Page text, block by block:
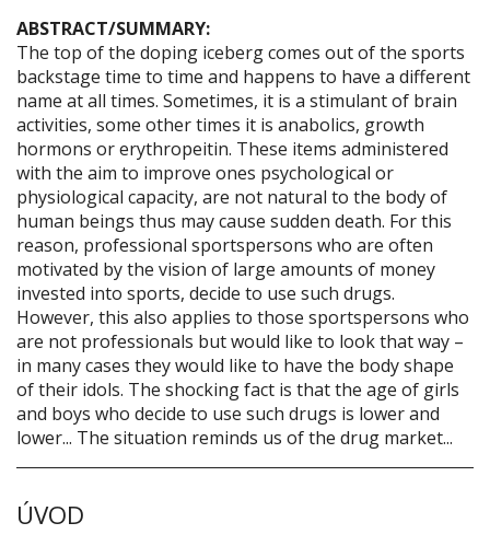
ABSTRACT/SUMMARY:
The top of the doping iceberg comes out of the sports
backstage time to time and happens to have a different
name at all times. Sometimes, it is a stimulant of brain
activities, some other times it is anabolics, growth
hormons or erythropeitin. These items administered
with the aim to improve ones psychological or
physiological capacity, are not natural to the body of
human beings thus may cause sudden death. For this
reason, professional sportspersons who are often
motivated by the vision of large amounts of money
invested into sports, decide to use such drugs.
However, this also applies to those sportspersons who
are not professionals but would like to look that way –
in many cases they would like to have the body shape
of their idols. The shocking fact is that the age of girls
and boys who decide to use such drugs is lower and
lower... The situation reminds us of the drug market...
ÚVOD